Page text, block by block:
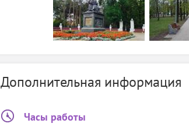
Дополнительная информация
Часы работы